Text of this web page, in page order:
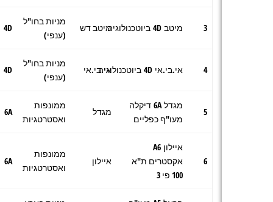
3 מיטב 4D ביוטכנולוגיה מיטב דש
מניות בחו"ל
(ענפי)
4D
4 אי.בי.אי 4D ביוטכנולוגיה אי.בי.אי
מניות בחו"ל
(ענפי)
4D
5
מגדל 6A דיקלה
מעו"ף כפליים
מגדל
ממונפות
ואסטרטגיות
6A
6
איילון A6
אקסטרים ת"א
100 פי 3
איילון
ממונפות
ואסטרטגיות
6A